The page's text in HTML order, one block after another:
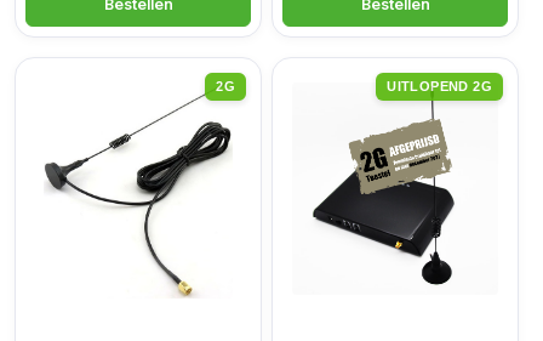
2G UITLOPEND 2G